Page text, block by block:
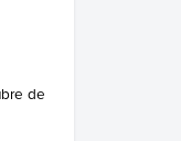
de